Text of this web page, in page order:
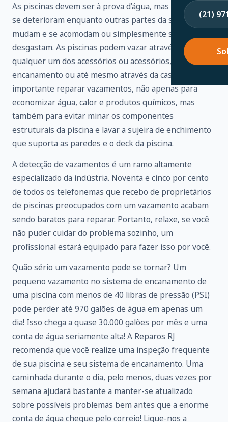
(21)
As piscinas devem ser à prova d’água, mas os selantes
se deterioram enquanto outras partes da sua piscina
mudam e se acomodam ou simplesmente se
desgastam. As piscinas podem vazar através de
qualquer um dos acessórios ou acessórios,
encanamento ou até mesmo através da casca. É
importante reparar vazamentos, não apenas para
economizar água, calor e produtos químicos, mas
também para evitar minar os componentes
estruturais da piscina e lavar a sujeira de enchimento
que suporta as paredes e o deck da piscina.
A detecção de vazamentos é um ramo altamente
especializado da indústria. Noventa e cinco por cento
de todos os telefonemas que recebo de proprietários
de piscinas preocupados com um vazamento acabam
sendo baratos para reparar. Portanto, relaxe, se você
não puder cuidar do problema sozinho, um
profissional estará equipado para fazer isso por você.
Quão sério um vazamento pode se tornar? Um
pequeno vazamento no sistema de encanamento de
uma piscina com menos de 40 libras de pressão (PSI)
pode perder até 970 galões de água em apenas um
dia! Isso chega a quase 30.000 galões por mês e uma
conta de água seriamente alta! A Reparos RJ
recomenda que você realize uma inspeção frequente
de sua piscina e seu sistema de encanamento. Uma
caminhada durante o dia, pelo menos, duas vezes por
semana ajudará bastante a manter-se atualizado
sobre possíveis problemas bem antes que a enorme
conta de água chegue pelo correio! Ligue-nos a